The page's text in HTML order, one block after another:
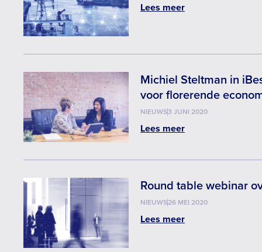
Lees meer
Michiel Steltman in
voor florerende
NIEUWS3 JUNI 2020
Lees meer
Round table webinar
NIEUWS26 MEI 2020
Lees meer